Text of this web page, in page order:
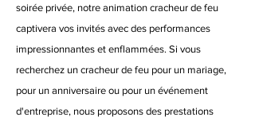
soirée privée, notre animation cracheur de feu
captivera vos invités avec des performances
impressionnantes et enflammées. Si vous
recherchez un cracheur de feu pour un mariage,
pour un anniversaire ou pour un événement
d'entreprise, nous proposons des prestations